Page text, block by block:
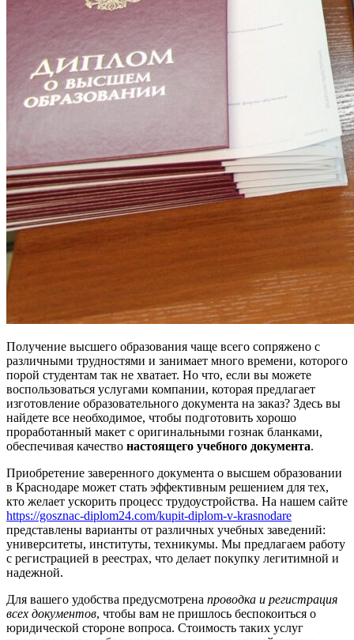
Получение высшего образования чаще всего сопряжено с
различными трудностями и занимает много времени, которого
порой студентам так не хватает. Но что, если вы можете
воспользоваться услугами компании, которая предлагает
изготовление образовательного документа на заказ? Здесь вы
найдете все необходимое, чтобы подготовить хорошо
проработанный макет с оригинальными гознак бланками,
обеспечивая качество настоящего учебного документа.
Приобретение заверенного документа о высшем образовании
в Краснодаре может стать эффективным решением для тех,
кто желает ускорить процесс трудоустройства. На нашем сайте
https://gosznac-diplom24.com/kupit-diplom-v-krasnodare
представлены варианты от различных учебных заведений:
университеты, институты, техникумы. Мы предлагаем работу
с регистрацией в реестрах, что делает покупку легитимной и
надежной.
Для вашего удобства предусмотрена проводка и регистрация
всех документов, чтобы вам не пришлось беспокоиться о
юридической стороне вопроса. Стоимость таких услуг